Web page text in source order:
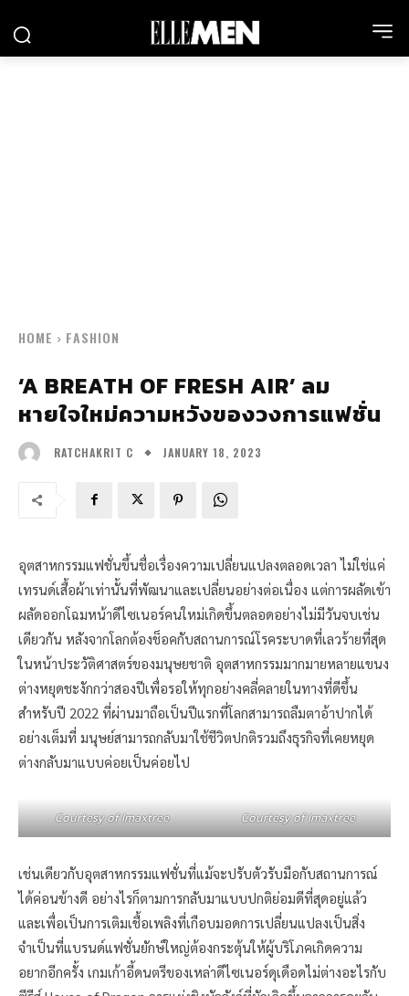
HOME FASHION
‘A BREATH OF FRESH AIR’ ลม
หายใจใหม่ความหวังของวงการแฟชั่น
RATCHAKRIT C JANUARY 18, 2023
อุตสาหกรรมแฟชั่นขึ้นชื่อเรื่องความเปลี่ยนแปลงตลอดเวลา ไม่ใช่แค่
เทรนด์เสื้อผ้าเท่านั้นที่พัฒนาและเปลี่ยนอย่างต่อเนื่อง แต่การผลัดเข้า
ผลัดออกโฉมหน้าดีไซเนอร์คนใหม่เกิดขึ้นตลอดอย่างไม่มีวันจบเช่น
เดียวกัน หลังจากโลกต้องช็อคกับสถานการณ์โรคระบาดที่เลวร้ายที่สุด
ในหน้าประวัติศาสตร์ของมนุษยชาติ อุตสาหกรรมมากมายหลายแขนง
ต่างหยุดชะงักกว่าสองปีเพื่อรอให้ทุกอย่างคลี่คลายในทางที่ดีขึ้น
สำหรับปี 2022 ที่ผ่านมาถือเป็นปีแรกที่โลกสามารถลืมตาอ้าปากได้
อย่างเต็มที่ มนุษย์สามารถกลับมาใช้ชีวิตปกติรวมถึงธุรกิจที่เคยหยุด
ต่างกลับมาแบบค่อยเป็นค่อยไป
Courtesy of Imaxtree Courtesy of Imaxtree
เช่นเดียวกับอุตสาหกรรมแฟชั่นที่แม้จะปรับตัวรับมือกับสถานการณ์
ได้ค่อนข้างดี อย่างไรก็ตามการกลับมาแบบปกติย่อมดีที่สุดอยู่แล้ว
และเพื่อเป็นการเติมเชื้อเพลิงที่เกือบมอดการเปลี่ยนแปลงเป็นสิ่ง
จำเป็นที่แบรนด์แฟชั่นยักษ์ใหญ่ต้องกระตุ้นให้ผู้บริโภคเกิดความ
อยากอีกครั้ง เกมเก้าอี้ดนตรีของเหล่าดีไซเนอร์ดุเดือดไม่ต่างอะไรกับ